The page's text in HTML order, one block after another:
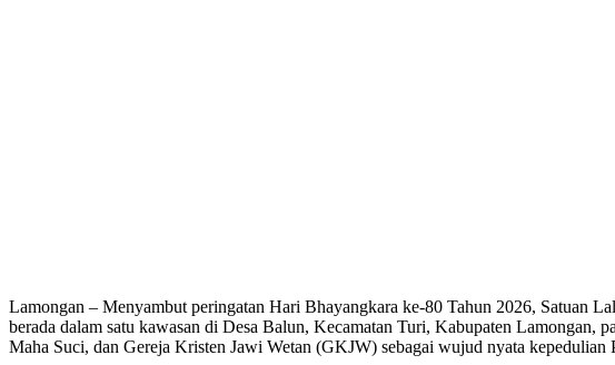
Lamongan – Menyambut peringatan Hari Bhayangkara ke-80 Tahun 2026, Satuan
berada dalam satu kawasan di Desa Balun, Kecamatan Turi, Kabupaten
Maha Suci, dan Gereja Kristen Jawi Wetan (GKJW) sebagai wujud nyata kepedulian